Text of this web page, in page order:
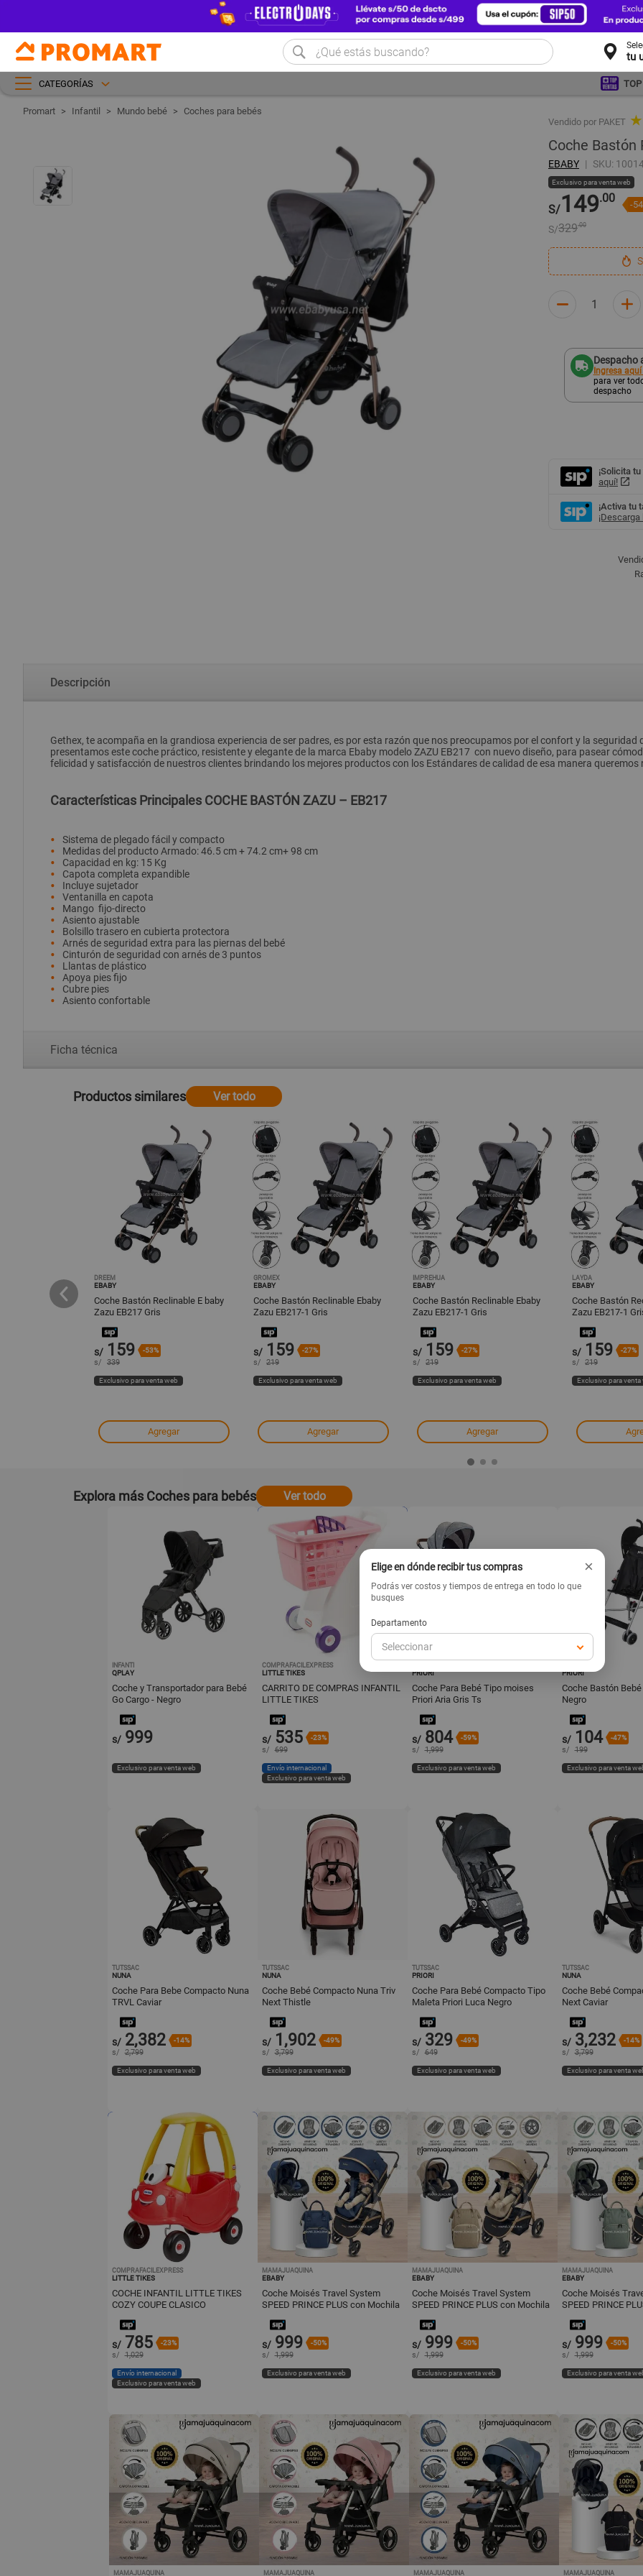
tu
CATEGORÍAS TOP
Infantil Mundo bebé
Coches para bebés
Vendido por PAKET
Coche Bastón
EBABY SKU:
Exclusivo para venta web
S/149.00 -
S/329.00
Despacho
Ingresa
para ver
despacho
¡Solicita
aquí!
¡Activa tu
Descripción
Gethex, te acompaña en la grandiosa experiencia de ser padres, es por esta razón que nos preocupamos por el confort y la
presentamos este coche práctico, resistente y elegante de la marca Ebaby modelo ZAZU EB217 con nuevo diseño, para pasear
felicidad y satisfacción de nuestros clientes brindando los mejores productos con los Estándares de calidad de esa manera
Características Principales COCHE BASTÓN ZAZU – EB217
Sistema de plegado fácil y compacto
Medidas del producto Armado: 46.5 cm + 74.2 cm+ 98 cm
Capacidad en kg: 15 Kg
Capota completa expandible
Incluye sujetador
Ventanilla en capota
Mango fijo-directo
Asiento ajustable
Bolsillo trasero en cubierta protectora
Arnés de seguridad extra para las piernas del bebé
Cinturón de seguridad con arnés de 3 puntos
Llantas de plástico
Apoya pies fijo
Cubre pies
Asiento confortable
Ficha técnica
Productos similares Ver todo
System WIN
DREEM
EBABY
Coche Bastón Reclinable E baby
Zazu EB217 Gris
s/ 159 -53%
s/ 339
Exclusivo para venta web
Agregar
GROMEX
EBABY
Coche Bastón Reclinable Ebaby
Zazu EB217-1 Gris
s/ 159 -27%
s/ 219
Exclusivo para venta web
Agregar
IMPREHUA
EBABY
Coche Bastón Reclinable Ebaby
Zazu EB217-1 Gris
s/ 159 -27%
s/ 219
Exclusivo para venta web
Agregar
LAYDA
EBABY
Coche Bastón
Zazu EB217-1
s/ 159 -27%
s/ 219
Exclusivo para venta
Explora más Coches para bebés Ver todo
INFANTI
QPLAY
Coche y Transportador para Bebé
Go Cargo - Negro
s/ 999
Exclusivo para venta web
COMPRAFACILEXPRESS
LITTLE TIKES
CARRITO DE COMPRAS INFANTIL
LITTLE TIKES
s/ 535 -23%
s/ 699
Envío internacional
Exclusivo para venta web
PRIORI
Coche Para Bebé Tipo moises
Priori Aria Gris Ts
s/ 804 -59%
s/ 1,999
Exclusivo para venta web
PRIORI
Coche Bastón Bebé
Negro
s/ 104 -47%
s/ 199
Exclusivo para venta
TUTSSAC
NUNA
Coche Para Bebe Compacto Nuna
TRVL Caviar
s/ 2,382 -14%
s/ 2,799
Exclusivo para venta web
TUTSSAC
NUNA
Coche Bebé Compacto Nuna Triv
Next Thistle
s/ 1,902 -49%
s/ 3,799
Exclusivo para venta web
TUTSSAC
PRIORI
Coche Para Bebé Compacto Tipo
Maleta Priori Luca Negro
s/ 329 -49%
s/ 649
Exclusivo para venta web
TUTSSAC
NUNA
Coche Bebé
Next Caviar
s/ 3,232 -14%
s/ 3,799
Exclusivo para venta
COMPRAFACILEXPRESS
LITTLE TIKES
COCHE INFANTIL LITTLE TIKES
COZY COUPE CLASICO
s/ 785 -23%
s/ 1,029
Envío internacional
Exclusivo para venta web
MAMAJUAQUINA
EBABY
Coche Moisés Travel System
SPEED PRINCE PLUS con Mochila
s/ 999 -50%
s/ 1,999
Exclusivo para venta web
MAMAJUAQUINA
EBABY
Coche Moisés Travel System
SPEED PRINCE PLUS con Mochila
s/ 999 -50%
s/ 1,999
Exclusivo para venta web
MAMAJUAQUINA
EBABY
Coche Moisés
SPEED PRINCE
s/ 999 -50%
s/ 1,999
Exclusivo para venta
MAMAJUAQUINA MAMAJUAQUINA MAMAJUAQUINA MAMAJUAQUINA
Elige en dónde recibir tus compras ×
Podrás ver costos y tiempos de entrega en todo lo que
busques
Departamento
Seleccionar